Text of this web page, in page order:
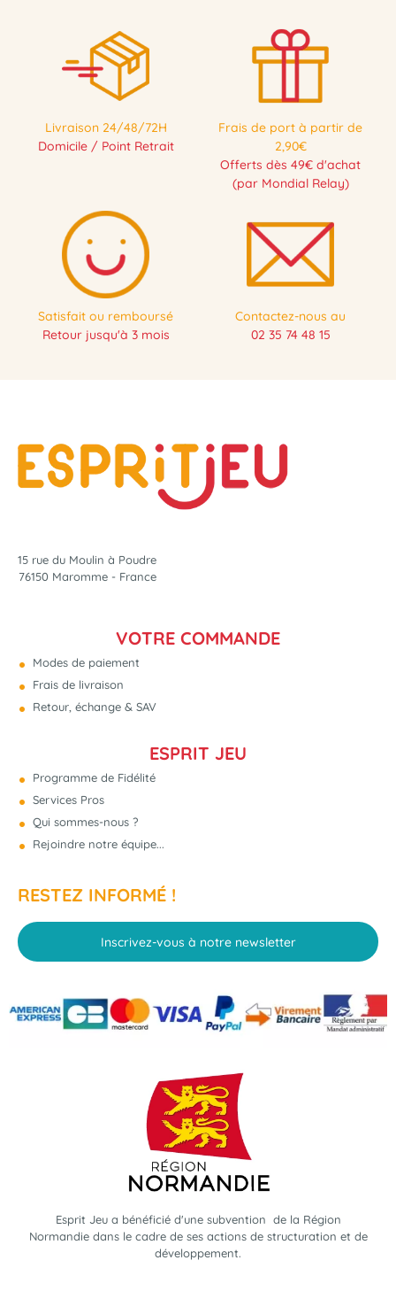
Livraison 24/48/72H
Domicile / Point Retrait
Frais de port à partir de
2,90€
Offerts dès 49€ d'achat
(par Mondial Relay)
Satisfait ou remboursé
Retour jusqu'à 3 mois
Contactez-nous au
02 35 74 48 15
15 rue du Moulin à Poudre
76150 Maromme - France
VOTRE COMMANDE
Modes de paiement
Frais de livraison
Retour, échange & SAV
ESPRIT JEU
Programme de Fidélité
Services Pros
Qui sommes-nous ?
Rejoindre notre équipe...
RESTEZ INFORMÉ !
Inscrivez-vous à notre newsletter
Esprit Jeu a bénéficié d'une subvention de la Région
Normandie dans le cadre de ses actions de structuration et de
développement.